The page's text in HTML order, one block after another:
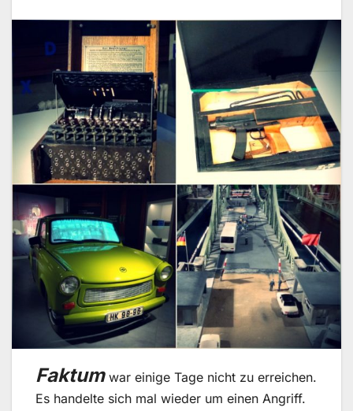
Faktumwar einige Tage nicht zu erreichen.
Es handelte sich mal wieder um einen Angriff.